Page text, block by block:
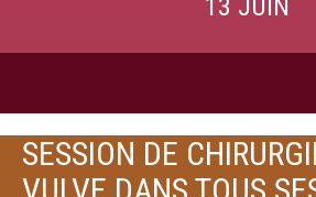
13 JUIN
SESSION DE